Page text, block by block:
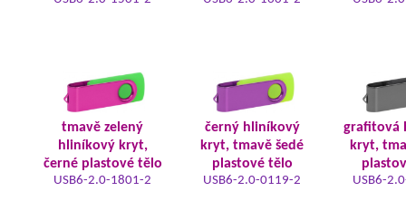
tmavě zelený
hliníkový kryt,
černé plastové tělo
USB6-2.0-1801-2
černý hliníkový
kryt, tmavě šedé
plastové tělo
USB6-2.0-0119-2
grafitová
kryt,
USB6-